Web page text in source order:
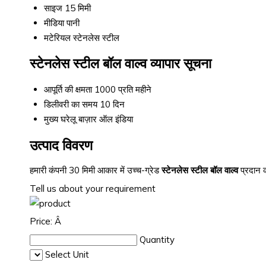
साइज 15 मिमी
मीडिया पानी
मटेरियल स्टेनलेस स्टील
स्टेनलेस स्टील बॉल वाल्व व्यापार सूचना
आपूर्ति की क्षमता 1000 प्रति महीने
डिलीवरी का समय 10 दिन
मुख्य घरेलू बाज़ार ऑल इंडिया
उत्पाद विवरण
हमारी कंपनी 30 मिमी आकार में उच्च-ग्रेडस्टेनलेस स्टील बॉल वाल्वप्रदान
Tell us about your requirement
Price: Â
Quantity
Select Unit